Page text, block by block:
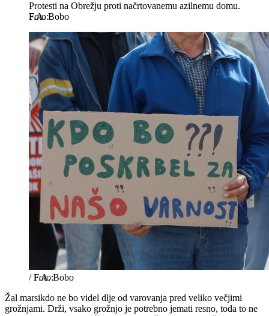
Protesti na Obrežju proti načrtovanemu azilnemu domu.
F.A. Bobo
/F.A. Bobo
Žal marsikdo ne bo videl dlje od varovanja pred veliko večjimi
grožnjami. Drži, vsako grožnjo je potrebno jemati resno, toda to ne